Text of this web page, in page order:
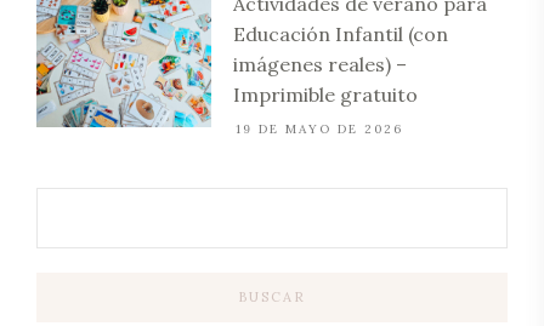
Educación Infantil (con
imágenes reales) –
Imprimible gratuito
19 DE MAYO DE 2026
BUSCAR